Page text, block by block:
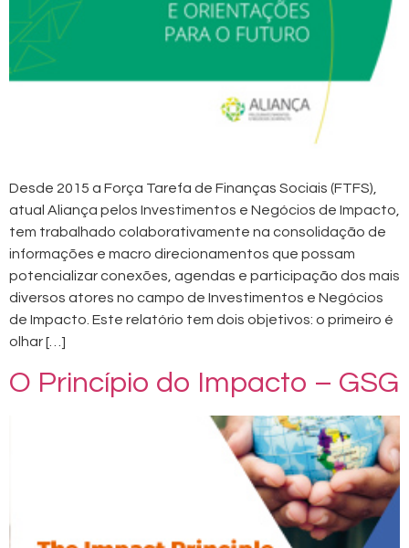
Desde 2015 a Força Tarefa de Finanças Sociais (FTFS),
atual Aliança pelos Investimentos e Negócios de Impacto,
tem trabalhado colaborativamente na consolidação de
informações e macro direcionamentos que possam
potencializar conexões, agendas e participação dos mais
diversos atores no campo de Investimentos e Negócios
de Impacto. Este relatório tem dois objetivos: o primeiro é
olhar […]
O Princípio do Impacto – GSG